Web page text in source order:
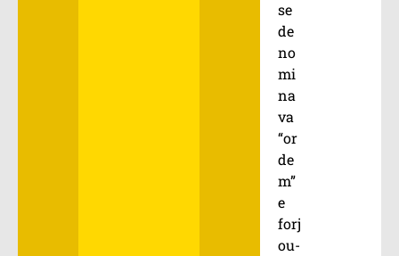
se
de
no
mi
na
va
“or
de
m”
e
forj
ou-